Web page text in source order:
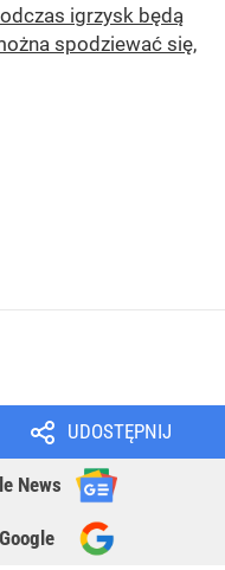
igrzysk będą
spodziewać się,
UDOSTĘPNIJ
News